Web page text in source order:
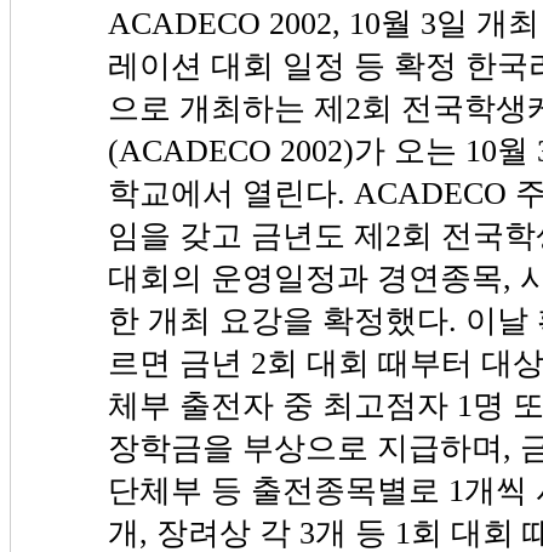
ACADECO 2002, 10월 3일 개
레이션 대회 일정 등 확정 한
으로 개최하는 제2회 전국학
(ACADECO 2002)가 오는 10
학교에서 열린다. ACADECO
임을 갖고 금년도 제2회 전국
대회의 운영일정과 경연종목,
한 개최 요강을 확정했다. 이
르면 금년 2회 대회 때부터 대
체부 출전자 중 최고점자 1명
장학금을 부상으로 지급하며,
단체부 등 출전종목별로 1개씩
개, 장려상 각 3개 등 1회 대회